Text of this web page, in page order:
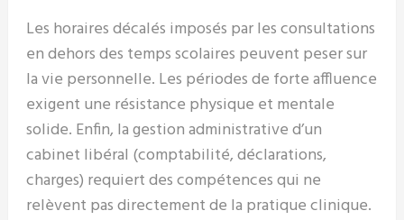
Les horaires décalés imposés par les consultations
en dehors des temps scolaires peuvent peser sur
la vie personnelle. Les périodes de forte affluence
exigent une résistance physique et mentale
solide. Enfin, la gestion administrative d’un
cabinet libéral (comptabilité, déclarations,
charges) requiert des compétences qui ne
relèvent pas directement de la pratique clinique.